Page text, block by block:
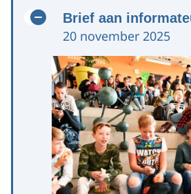
Brief aan
20 november 2025